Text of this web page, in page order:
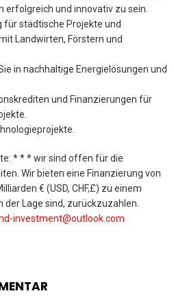
und innovativ zu sein.
städtische Projekte und
Landwirten, Förstern und
in nachhaltige Energielösungen und
und Finanzierungen für
* * * wir sind offen für die
Wir bieten eine Finanzierung von
€ (USD, CHF,£) zu einem
der Lage sind, zurückzuzahlen.
investment@outlook.com